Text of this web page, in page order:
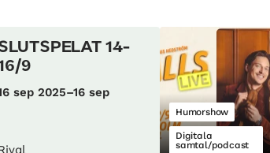
14-
9
sep 2025–16 sep
Humorshow
Digitala
samtal/podcast